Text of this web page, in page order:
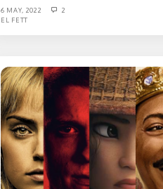
6 MAY, 2022
2
EL FETT